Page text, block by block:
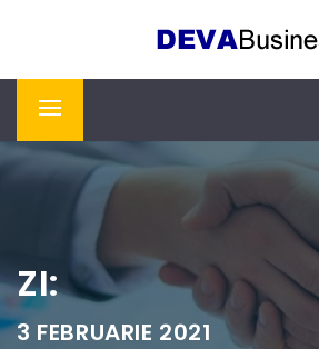
DEVA BUSINESS
Primary
Menu
ZI:
3 FEBRUARIE 2021